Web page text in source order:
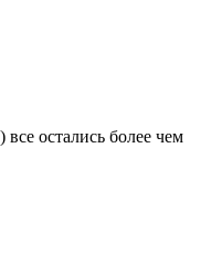
остались более чем